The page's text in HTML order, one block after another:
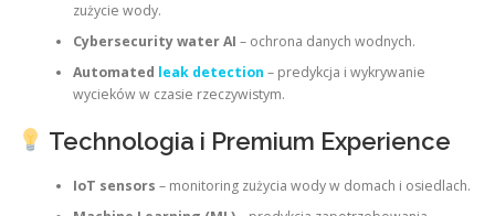
zużycie wody.
Cybersecurity water AI – ochrona danych wodnych.
Automated leak detection – predykcja i wykrywanie
wycieków w czasie rzeczywistym.
Technologia i Premium Experience
IoT sensors – monitoring zużycia wody w domach i osiedlach.